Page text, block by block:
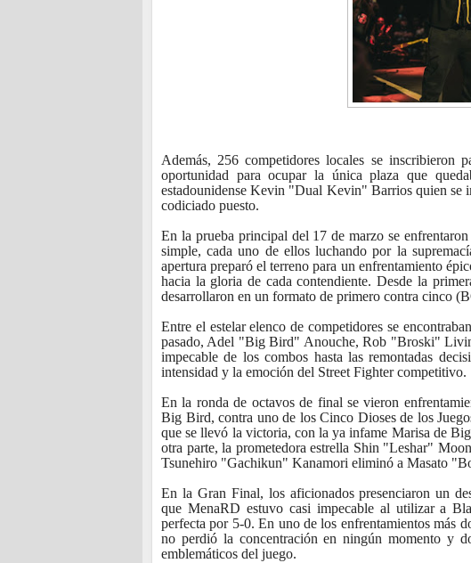
Además, 256 competidores locales se inscribieron
oportunidad para ocupar la única plaza que
estadounidense Kevin "Dual Kevin" Barrios quien se
codiciado puesto.
En la prueba principal del 17 de marzo se
simple, cada uno de ellos luchando por la
apertura preparó el terreno para un enfrentamiento
hacia la gloria de cada contendiente. Desde la
desarrollaron en un formato de primero contra cinco
Entre el estelar elenco de competidores se
pasado, Adel "Big Bird" Anouche, Rob "Broski"
impecable de los combos hasta las remontadas
intensidad y la emoción del Street Fighter competitivo.
En la ronda de octavos de final se vieron
Big Bird, contra uno de los Cinco Dioses de los
que se llevó la victoria, con la ya infame Marisa de
otra parte, la prometedora estrella Shin "Leshar"
Tsunehiro "Gachikun" Kanamori eliminó a Masato
En la Gran Final, los aficionados presenciaron un
que MenaRD estuvo casi impecable al utilizar a
perfecta por 5-0. En uno de los enfrentamientos más
no perdió la concentración en ningún momento y
emblemáticos del juego.